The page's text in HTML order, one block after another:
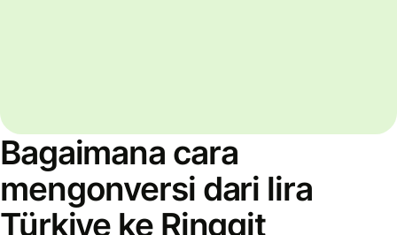
Bagaimana cara
mengonversi dari lira
Türkiye ke Ringgit